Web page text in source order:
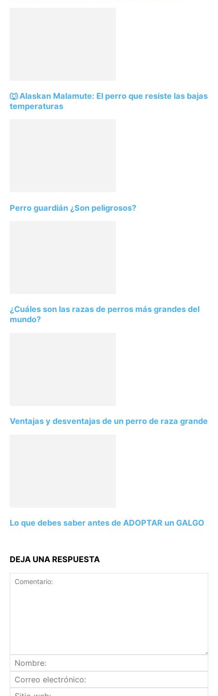
🐺 Alaskan Malamute: El perro que resiste las bajas
temperaturas
Perro guardián ¿Son peligrosos?
¿Cuáles son las razas de perros más grandes del
mundo?
Ventajas y desventajas de un perro de raza grande
Lo que debes saber antes de ADOPTAR un GALGO
DEJA UNA RESPUESTA